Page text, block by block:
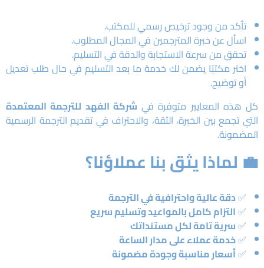
تأكد من وجود ترخيص رسمي للمكتب.
اسأل عن خبرة المترجمين في المجال المطلوب.
تحقق من سرعة الاستجابة والدقة في التسليم.
اختر مكتبًا يضمن لك خدمة ما بعد التسليم في حال طلب تعديل
أو توضيح.
كل هذه المعايير متوفرة في شركة الفهد للترجمة المعتمدة
التي تجمع بين الخبرة، الثقة، والاحتراف في تقديم الترجمة الرسمية
المضمونة.
💼 لماذا يثق بنا عملاؤنا؟
✅دقة عالية واحترافية في الترجمة
✅التزام كامل بالمواعيد وتسليم سريع
✅سرية تامة لكل مستنداتك
✅خدمة عملاء على مدار الساعة
✅أسعار مناسبة وجودة مضمونة